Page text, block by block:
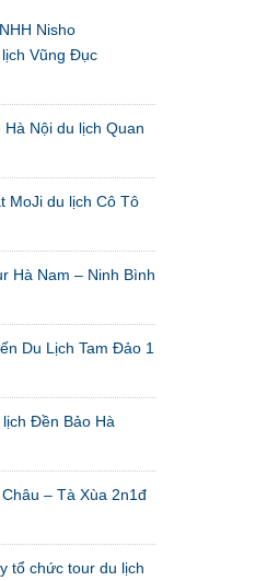
Nisho
Vũng Đục
Nội du lịch Quan
MoJi du lịch Cô Tô
Hà Nam – Ninh Bình
Du Lịch Tam Đảo 1
Đền Bảo Hà
– Tà Xùa 2n1đ
tổ chức tour du lịch